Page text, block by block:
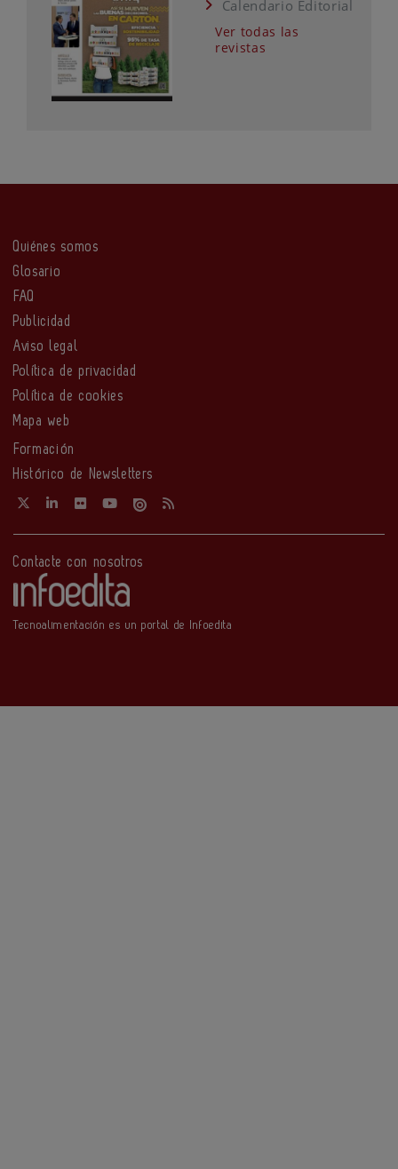
Calendario Editorial
Ver todas las
revistas
Quiénes somos
Glosario
FAQ
Publicidad
Aviso legal
Política de privacidad
Política de cookies
Mapa web
Formación
Histórico de Newsletters
Contacte con nosotros
Tecnoalimentación es un portal de Infoedita